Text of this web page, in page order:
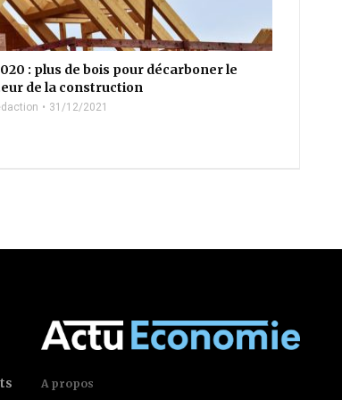
: plus de bois pour décarboner le
de la construction
31/12/2021
A propos